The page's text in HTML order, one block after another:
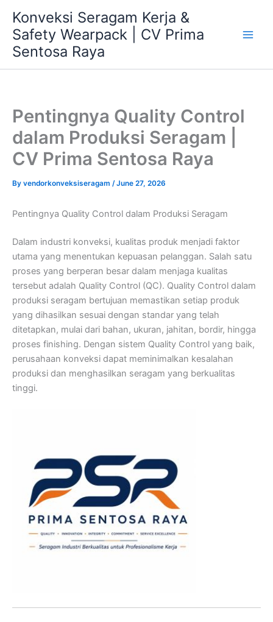
content
Konveksi Seragam Kerja &
Safety Wearpack | CV Prima
Sentosa Raya
Pentingnya Quality Control
dalam Produksi Seragam |
CV Prima Sentosa Raya
By vendorkonveksiseragam /June 27, 2026
Pentingnya Quality Control dalam Produksi Seragam
Dalam industri konveksi, kualitas produk menjadi faktor
utama yang menentukan kepuasan pelanggan. Salah satu
proses yang berperan besar dalam menjaga kualitas
tersebut adalah Quality Control (QC). Quality Control dalam
produksi seragam bertujuan memastikan setiap produk
yang dihasilkan sesuai dengan standar yang telah
ditetapkan, mulai dari bahan, ukuran, jahitan, bordir, hingga
proses finishing. Dengan sistem Quality Control yang baik,
perusahaan konveksi dapat meminimalkan kesalahan
produksi dan menghasilkan seragam yang berkualitas
tinggi.